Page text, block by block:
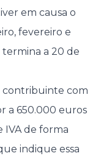
em causa o
fevereiro e
a 20 de
contribuinte com
a 650.000 euros
IVA de forma
indique essa